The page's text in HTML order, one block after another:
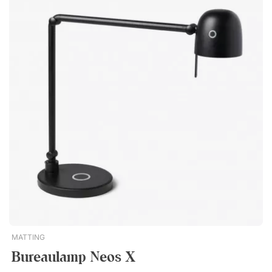
MATTING
Bureaulamp Neos X